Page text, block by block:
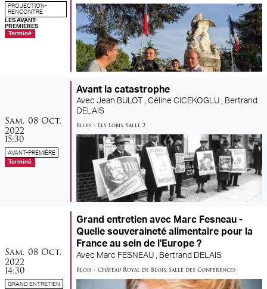
PROJECTION-
RENCONTRE
LES AVANT-
PREMIÈRES
Terminé
samedi
Sam. 08 octobre
Oct.
2022
15:30
AVANT-PREMIÈRE
Terminé
Avant la catastrophe
Avec Jean BULOT , Céline CICEKOGLU , Bertrand
DELAIS
Blois • Les Lobis, Salle 2
samedi
Sam. 08 octobre
Oct.
2022
14:30
GRAND ENTRETIEN
Grand entretien avec Marc Fesneau -
Quelle souveraineté alimentaire pour la
France au sein de l'Europe ?
Avec Marc FESNEAU ,
Bertrand DELAIS
Blois • Château Royal de Blois, Salle des Conférences